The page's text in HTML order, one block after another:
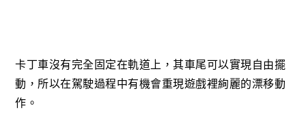
卡丁車沒有完全固定在軌道上，其車尾可以實現自由擺
動，所以在駕駛過程中有機會重現遊戲裡絢麗的漂移動
作。